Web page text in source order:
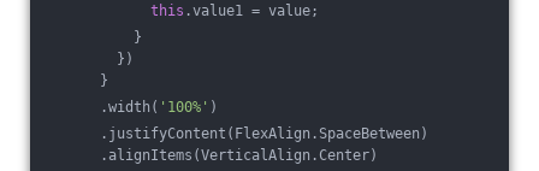
this .value1 = value;
}
})
}
.width( '100%' )
.justifyContent(FlexAlign.SpaceBetween)
.alignItems(VerticalAlign.Center)